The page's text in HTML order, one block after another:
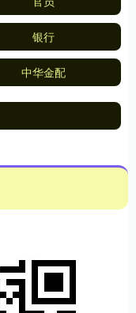
银行
中华金配